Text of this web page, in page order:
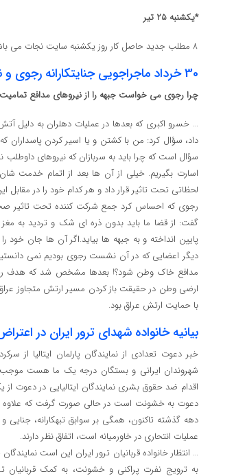
*یکشنبه 25 تیر
8 مطلب جدید حاصل کار روز یکشنبه سایت نجات می باشد. مروری مختصر بر تعدادی از آن ها به قرار زیر است:
30 خرداد ماجراجویی جنایتکارانه رجوی و نقش او در قربانی کردن اعضا – قسمت دهم
چرا رجوی می خواست جبهه را از نیروهای مدافع
… خسرو اکبری که بعدها در عملیات دهلران به دلیل
داد، سؤال کرد: من با کشتن و یا اسیر کردن
سؤال است که چرا باید به سربازان که نیروهای داوطلب
اسارت بگیریم. خیلی از آن ها بعد از اتمام خدمت
لحظاتی تحت تاثیر قرار داد و هر کدام خود را در مقابل
رجوی که احساس کرد جمع شرکت کننده تحت تاثیر
گفت: از قضا ما باید بدون ذره ای شک و تردید به
پایین انداخته و به جبهه ها بیاید.اگر آن ها جان خود
دیگر اعضایی که در آن نشست رجوی بودیم نمی
مدافع خاک وطن شود؟! بعدها مشخص شد که هدف رجوی
ارضی وطن در حقیقت باز کردن مسیر ارتش متجاوز
با حمایت ارتش عراق بود.
بیانیه خانواده شهدای ترور ایران در
خبر دعوت تعدادی از نمایندگان پارلمان ایتالیا از
شهروندان ایرانی و بستگان درجه یک ما هست موجب
اقدام ضد حقوق بشری نمایندگان ایتالیایی در دعوت
دعوت به خشونت است در حالی صورت گرفت که علاوه ‌بر
دهه گذشته تاکنون، همگی بر سوابق تبهکارانه،
عملیات انتحاری در خاورمیانه است، اتفاق نظر دارند.
… انتظار خانواده قربانیان ترور ایران این است
به ترویج نفرت ‌پراکنی و خشونت، به کمک قربانیان